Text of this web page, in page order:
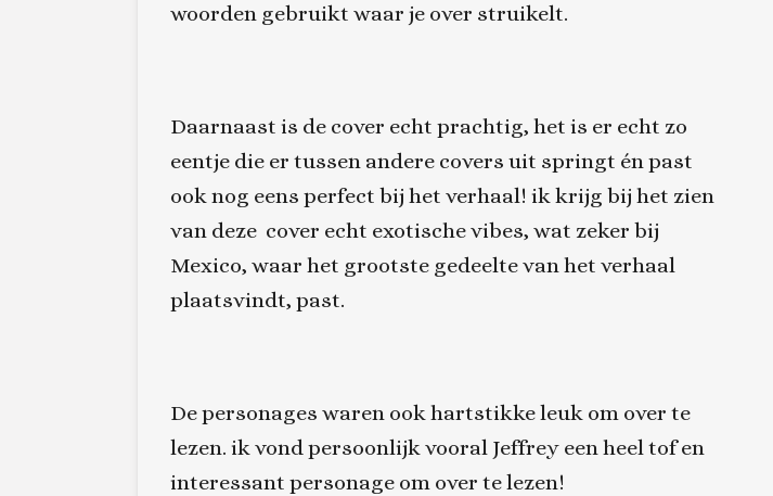
woorden gebruikt waar je over struikelt.
Daarnaast is de cover echt prachtig, het is er echt zo
eentje die er tussen andere covers uit springt én past
ook nog eens perfect bij het verhaal! ik krijg bij het zien
van deze cover echt exotische vibes, wat zeker bij
Mexico, waar het grootste gedeelte van het verhaal
plaatsvindt, past.
De personages waren ook hartstikke leuk om over te
lezen. ik vond persoonlijk vooral Jeffrey een heel tof en
interessant personage om over te lezen!